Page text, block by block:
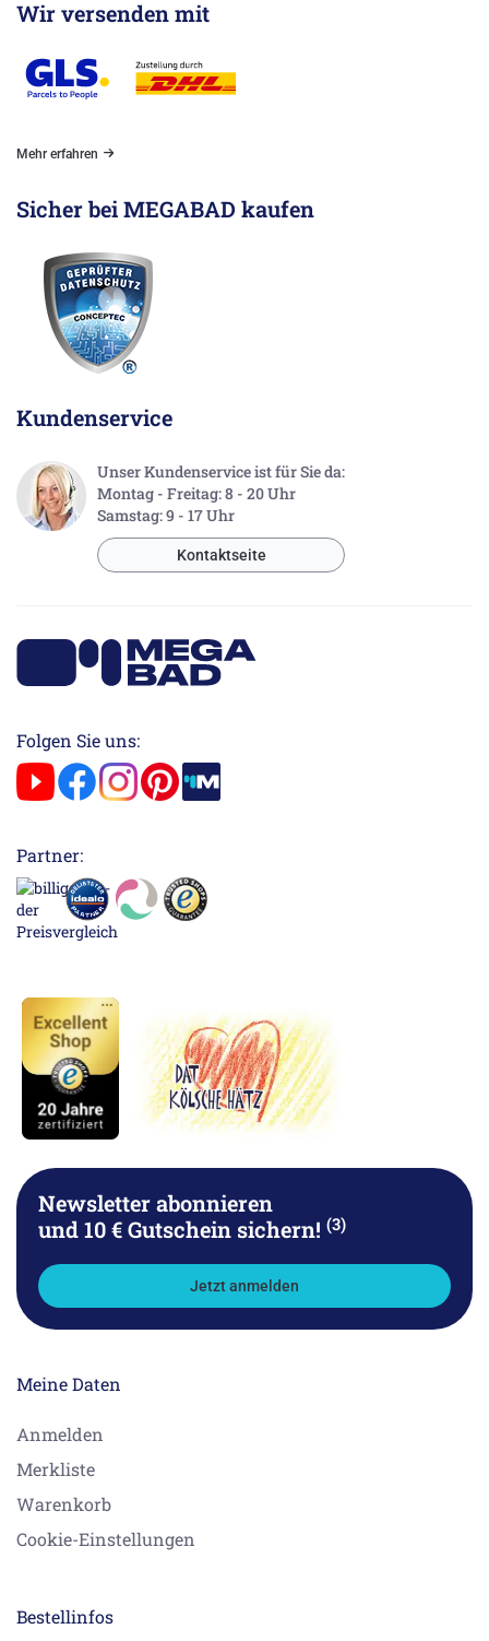
Wir versenden mit
Mehr erfahren
Sicher bei MEGABAD kaufen
Kundenservice
Unser Kundenservice ist für Sie da:
Montag - Freitag: 8 - 20 Uhr
Samstag: 9 - 17 Uhr
Kontaktseite
Folgen Sie uns:
Partner:
Newsletter abonnieren
und 10 € Gutschein sichern! (3)
Jetzt anmelden
Meine Daten
Anmelden
Merkliste
Warenkorb
Cookie-Einstellungen
Bestellinfos